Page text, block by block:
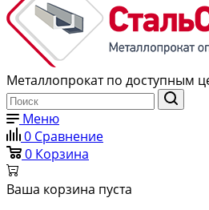
Металлопрокат по доступным
Меню
0 Сравнение
0 Корзина
Ваша корзина пуста